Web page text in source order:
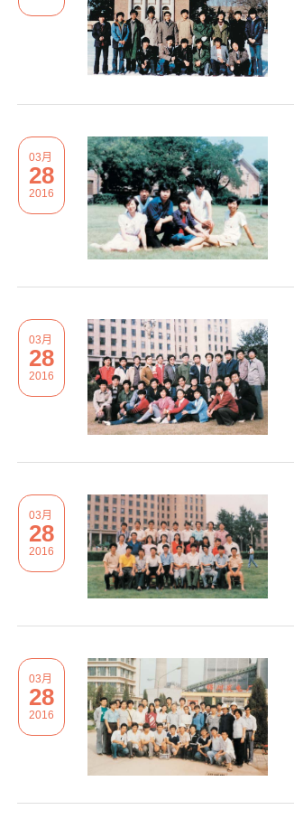
03月
28
2016
03月
28
2016
03月
28
2016
03月
28
2016